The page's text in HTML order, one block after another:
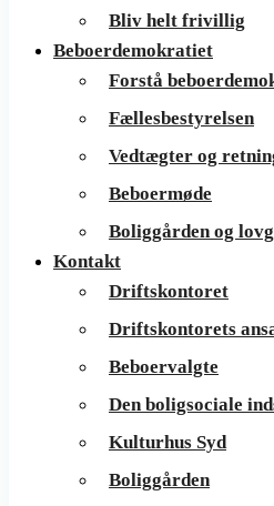
Bliv helt frivillig
Beboerdemokratiet
Forstå
Fællesbestyrelsen
Vedtægter og
Beboermøde
Boliggården og
Kontakt
Driftskontoret
Driftskontorets
Beboervalgte
Den boligsociale
Kulturhus Syd
Boliggården